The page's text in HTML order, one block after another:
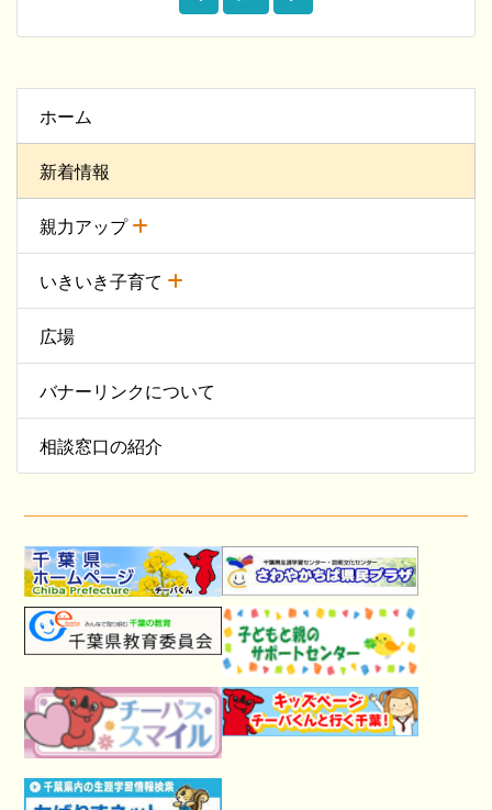
ホーム
新着情報
親力アップ
いきいき子育て
広場
バナーリンクについて
相談窓口の紹介